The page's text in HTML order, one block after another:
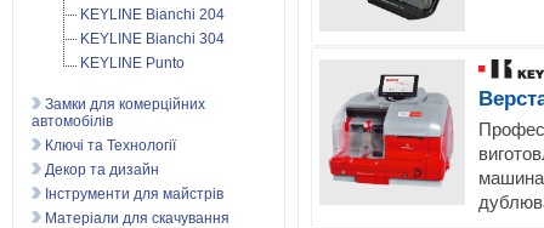
KEYLINE Bianchi 204
KEYLINE Bianchi 304
KEYLINE Punto
Замки для комерційних
автомобілів
Ключі та Технології
Декор та дизайн
Інструменти для майстрів
Матеріали для скачування